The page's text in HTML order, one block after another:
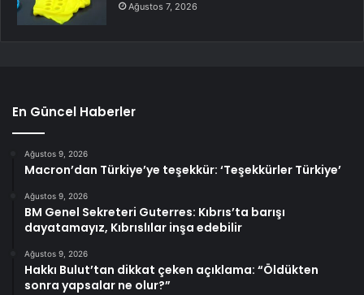
Ağustos 7, 2026
En Güncel Haberler
Ağustos 9, 2026
Macron’dan Türkiye’ye teşekkür: ‘Teşekkürler Türkiye’
Ağustos 9, 2026
BM Genel Sekreteri Guterres: Kıbrıs’ta barışı
dayatamayız, Kıbrıslılar inşa edebilir
Ağustos 9, 2026
Hakkı Bulut’tan dikkat çeken açıklama: “Öldükten
sonra yapsalar ne olur?”